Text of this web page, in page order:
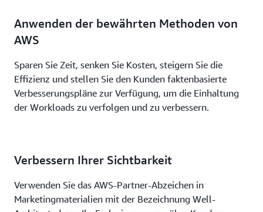
Anwenden der bewährten Methoden von
AWS
Sparen Sie Zeit, senken Sie Kosten, steigern Sie die
Effizienz und stellen Sie den Kunden faktenbasierte
Verbesserungspläne zur Verfügung, um die Einhaltung
der Workloads zu verfolgen und zu verbessern.
Verbessern Ihrer Sichtbarkeit
Verwenden Sie das AWS-Partner-Abzeichen in
Marketingmaterialien mit der Bezeichnung Well-